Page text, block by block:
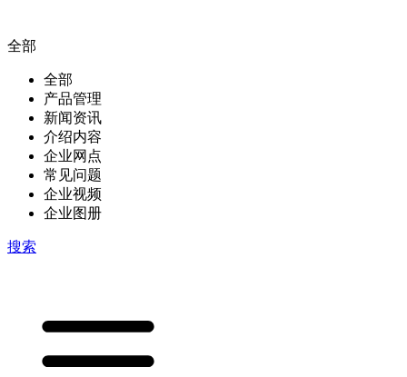
全部
全部
产品管理
新闻资讯
介绍内容
企业网点
常见问题
企业视频
企业图册
搜索